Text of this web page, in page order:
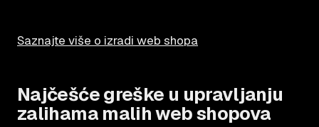
Saznajte više o izradi web shopa
Najčešće greške u upravljanju
zalihama malih web shopova